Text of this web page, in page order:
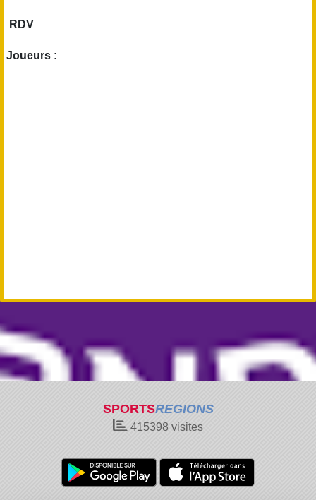
RDV
Joueurs :
SPORTSREGIONS
415398 visites